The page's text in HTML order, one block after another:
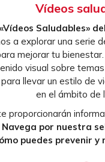
Vídeos
Saludables»
a explorar una serie
mejorar tu bienestar.
visual sobre
llevar un estilo de
en el ámbito de
proporcionarán
Navega por nuestra
puedes prevenir